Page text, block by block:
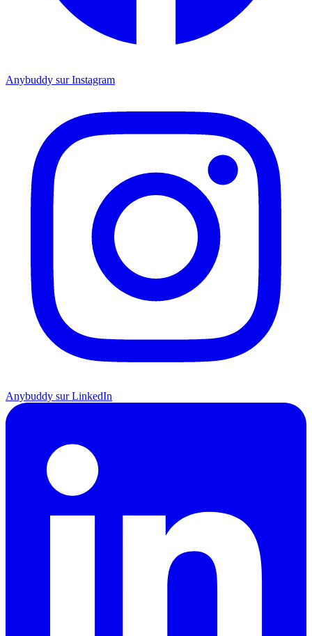
Anybuddy sur Instagram
Anybuddy sur LinkedIn